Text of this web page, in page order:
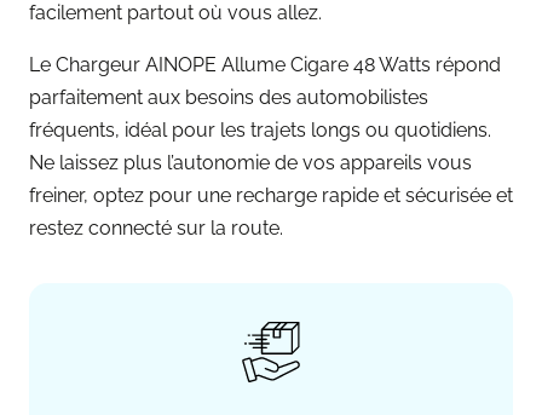
facilement partout où vous allez.
Le Chargeur AINOPE Allume Cigare 48 Watts répond
parfaitement aux besoins des automobilistes
fréquents, idéal pour les trajets longs ou quotidiens.
Ne laissez plus l’autonomie de vos appareils vous
freiner, optez pour une recharge rapide et sécurisée et
restez connecté sur la route.